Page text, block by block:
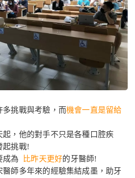
多挑戰與考驗，而機會一直是留給
起，他的對手不只是各種口腔疾
起挑戰!
成為
比昨天更好的牙醫師!
師多年來的經驗集結成墨，助牙